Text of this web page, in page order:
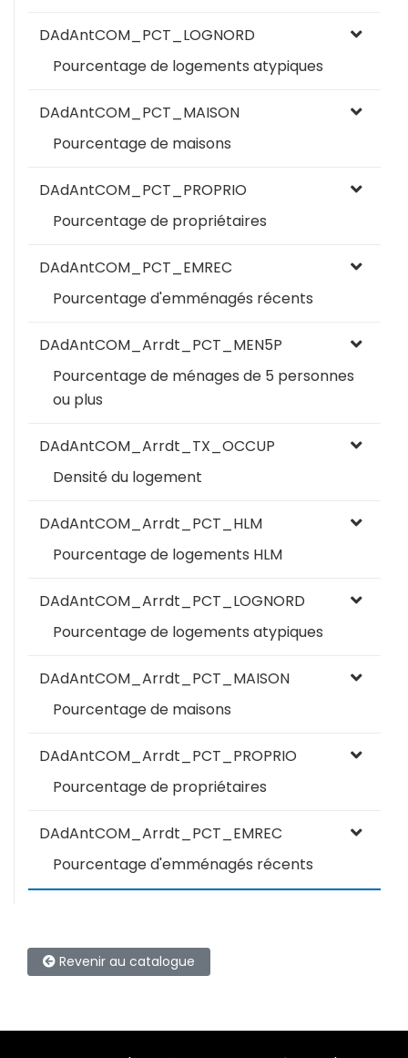
DAdAntCOM_PCT_LOGNORD
Pourcentage de logements atypiques
DAdAntCOM_PCT_MAISON
Pourcentage de maisons
DAdAntCOM_PCT_PROPRIO
Pourcentage de propriétaires
DAdAntCOM_PCT_EMREC
Pourcentage d'emménagés récents
DAdAntCOM_Arrdt_PCT_MEN5P
Pourcentage de ménages de 5 personnes
ou plus
DAdAntCOM_Arrdt_TX_OCCUP
Densité du logement
DAdAntCOM_Arrdt_PCT_HLM
Pourcentage de logements HLM
DAdAntCOM_Arrdt_PCT_LOGNORD
Pourcentage de logements atypiques
DAdAntCOM_Arrdt_PCT_MAISON
Pourcentage de maisons
DAdAntCOM_Arrdt_PCT_PROPRIO
Pourcentage de propriétaires
DAdAntCOM_Arrdt_PCT_EMREC
Pourcentage d'emménagés récents
Revenir au catalogue